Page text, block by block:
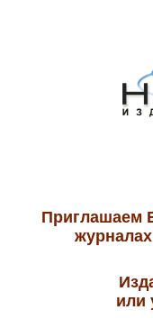
Приглашаем
или